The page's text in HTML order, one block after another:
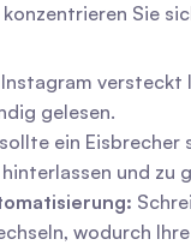
Sie
Instagram versteckt
gelesen.
ein Eisbrecher
und zu
wodurch